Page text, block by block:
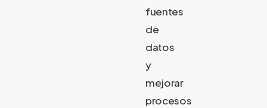
fuentes
de
datos
y
mejorar
procesos